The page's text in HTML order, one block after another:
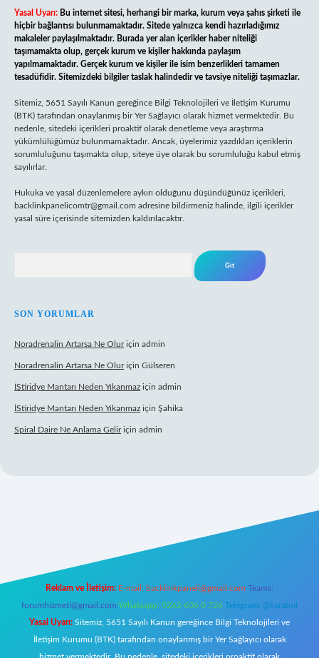
Yasal Uyarı: Bu internet sitesi, herhangi bir marka, kurum veya şahıs şirketi ile
hiçbir bağlantısı bulunmamaktadır. Sitede yalnızca kendi hazırladığımız
makaleler paylaşılmaktadır. Burada yer alan içerikler haber niteliği
taşımamakta olup, gerçek kurum ve kişiler hakkında paylaşım
yapılmamaktadır. Gerçek kurum ve kişiler ile isim benzerlikleri tamamen
tesadüfidir. Sitemizdeki bilgiler taslak halindedir ve tavsiye niteliği taşımazlar.
Sitemiz, 5651 Sayılı Kanun gereğince Bilgi Teknolojileri ve İletişim Kurumu
(BTK) tarafından onaylanmış bir Yer Sağlayıcı olarak hizmet vermektedir. Bu
nedenle, sitedeki içerikleri proaktif olarak denetleme veya araştırma
yükümlülüğümüz bulunmamaktadır. Ancak, üyelerimiz yazdıkları içeriklerin
sorumluluğunu taşımakta olup, siteye üye olarak bu sorumluluğu kabul etmiş
sayılırlar.
Hukuka ve yasal düzenlemelere aykırı olduğunu düşündüğünüz içerikleri,
backlinkpanelicomtr@gmail.com adresine bildirmeniz halinde, ilgili içerikler
yasal süre içerisinde sitemizden kaldırılacaktır.
SON YORUMLAR
Noradrenalin Artarsa Ne Oluriçin admin
Noradrenalin Artarsa Ne Oluriçin Gülseren
İStiridye Mantarı Neden Yıkanmaz için admin
İStiridye Mantarı Neden Yıkanmaz için Şahika
Spiral Daire Ne Anlama Geliriçin admin
Reklam ve İletişim: E-mail: backlinkpaneli@gmail.com Teams:
forumhizmeti@gmail.com Whatsapp: 0262 606 0 726 Telegram: @karabul
Yasal Uyarı: Sitemiz, 5651 Sayılı Kanun gereğince Bilgi Teknolojileri ve
İletişim Kurumu (BTK) tarafından onaylanmış bir Yer Sağlayıcı olarak